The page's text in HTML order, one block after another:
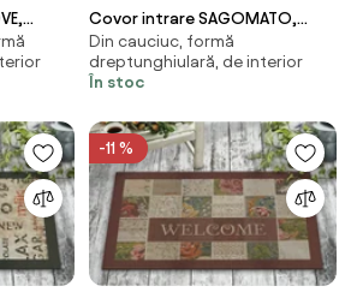
Covor intrare SAGOMATO,
40x60 cm, forma
dreptunghiulara, PVC, multicol
Din cauciuc, formă
dreptunghiulară, de interior
În stoc
-11 %